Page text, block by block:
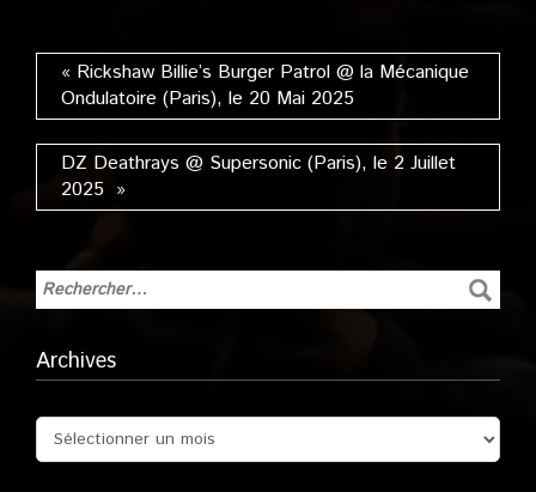
« Rickshaw Billie’s Burger Patrol @ la Mécanique
Ondulatoire (Paris), le 20 Mai 2025
DZ Deathrays @ Supersonic (Paris), le 2 Juillet
2025 »
Archives